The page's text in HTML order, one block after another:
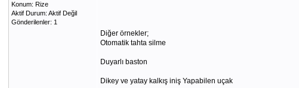
Konum: Rize
Aktif Durum: Aktif Değil
Gönderilenler: 1
Diğer örnekler;
Otomatik tahta silme
Duyarlı baston
Dikey ve yatay kalkış iniş Yapabilen uçak